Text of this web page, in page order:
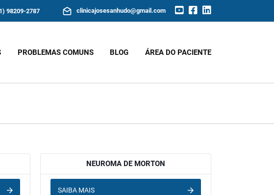
98209-2787 clinicajosesanhudo@gmail.com
PROBLEMAS COMUNS BLOG ÁREA DO PACIENTE
NEUROMA DE MORTON
SAIBA MAIS